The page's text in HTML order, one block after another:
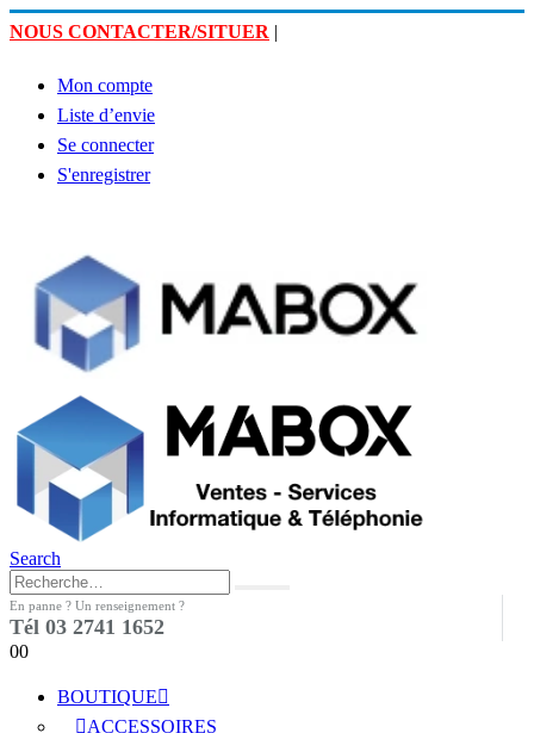
NOUS CONTACTER/SITUER |
Mon compte
Liste d’envie
Se connecter
S'enregistrer
Search
En panne ? Un renseignement ?
Tél 03 2741 1652
00
BOUTIQUE
ACCESSOIRES